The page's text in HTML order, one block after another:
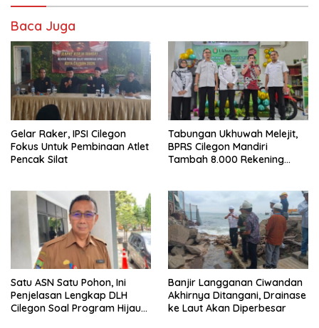
Baca Juga
Gelar Raker, IPSI Cilegon
Fokus Untuk Pembinaan Atlet
Pencak Silat
Tabungan Ukhuwah Melejit,
BPRS Cilegon Mandiri
Tambah 8.000 Rekening
Satu ASN Satu Pohon, Ini
Penjelasan Lengkap DLH
Cilegon Soal Program Hijau
Banjir Langganan Ciwandan
Akhirnya Ditangani, Drainase
ke Laut Akan Diperbesar